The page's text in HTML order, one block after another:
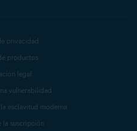
privacidad
productos
legal
vulnerabilidad
esclavitud moderna
la suscripción